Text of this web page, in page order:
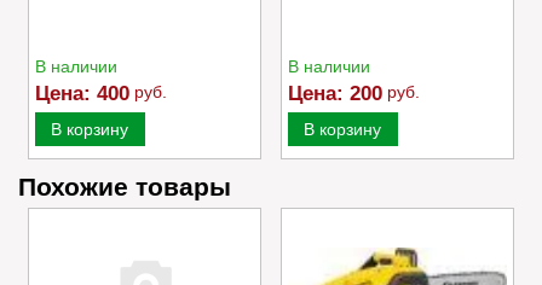
В наличии
Цена: 400 руб.
В корзину
В наличии
Цена: 200 руб.
В корзину
Похожие товары